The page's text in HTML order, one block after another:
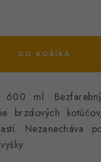
DO KOŠÍKA
ml.
brzdových kotúčov,
Nezanecháva